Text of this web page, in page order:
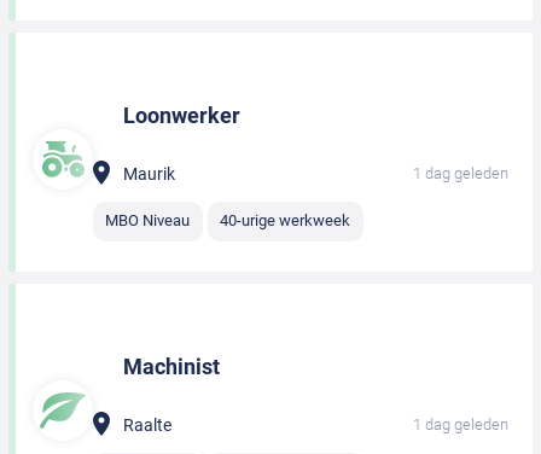
Loonwerker
Maurik 1 dag geleden
MBO Niveau 40-urige werkweek
Machinist
Raalte 1 dag geleden